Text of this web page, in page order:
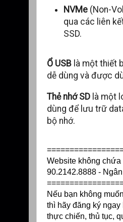
NVMe (Non-
qua các liên
SSD.
Ổ USB là một thiết
dễ dùng và được
Thẻ nhớ SD là một
dùng để lưu trữ
bộ nhớ.
Website không chứa
90.2142.8888 -
Nếu bạn không
thì hãy đăng ký
thực chiến, thủ tục,